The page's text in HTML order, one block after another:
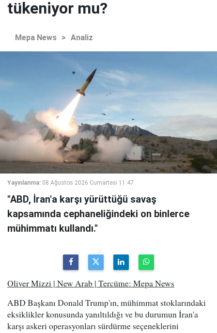
tükeniyor mu?
Mepa News > Analiz
Yayınlanma: 08 Ağustos 2026 Cumartesi 11:47
"ABD, İran'a karşı yürüttüğü savaş
kapsamında cephaneliğindeki on binlerce
mühimmatı kullandı."
Oliver Mizzi | New Arab | Tercüme: Mepa News
ABD Başkanı Donald Trump'ın, mühimmat stoklarındaki
eksiklikler konusunda yanıltıldığı ve bu durumun İran'a
karşı askeri operasyonları sürdürme seçeneklerini